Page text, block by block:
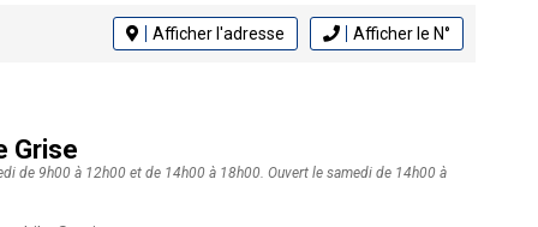
Afficher l'adresse Afficher le N°
Grise
de 9h00 à 12h00 et de 14h00 à 18h00. Ouvert le samedi de 14h00 à